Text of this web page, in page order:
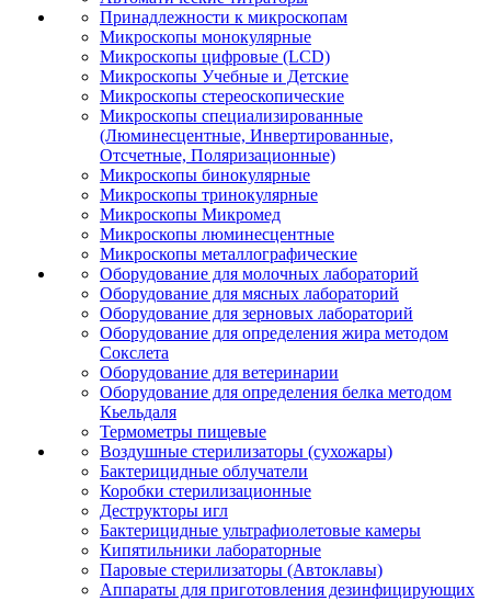
Принадлежности к микроскопам
Микроскопы монокулярные
Микроскопы цифровые (LCD)
Микроскопы Учебные и Детские
Микроскопы стереоскопические
Микроскопы специализированные
(Люминесцентные, Инвертированные,
Отсчетные, Поляризационные)
Микроскопы бинокулярные
Микроскопы тринокулярные
Микроскопы Микромед
Микроскопы люминесцентные
Микроскопы металлографические
Оборудование для молочных лабораторий
Оборудование для мясных лабораторий
Оборудование для зерновых лабораторий
Оборудование для определения жира методом
Сокслета
Оборудование для ветеринарии
Оборудование для определения белка методом
Кьельдаля
Термометры пищевые
Воздушные стерилизаторы (сухожары)
Бактерицидные облучатели
Коробки стерилизационные
Деструкторы игл
Бактерицидные ультрафиолетовые камеры
Кипятильники лабораторные
Паровые стерилизаторы (Автоклавы)
Аппараты для приготовления дезинфицирующих